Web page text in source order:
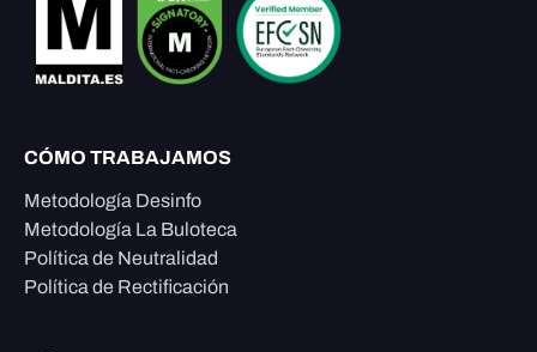
CÓMO TRABAJAMOS
Metodología Desinfo
Metodología La Buloteca
Política de Neutralidad
Política de Rectificación